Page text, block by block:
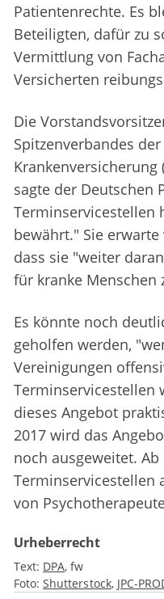
Patientenrechte. Es
Beteiligten, dafür zu
Vermittlung von
Versicherten
Die
Spitzenverbandes
Krankenversicherung
sagte der Deutschen
Terminservicestellen
bewährt." Sie
dass sie "weiter
für kranke Menschen
Es könnte noch
geholfen werden,
Vereinigungen
Terminservicestellen
dieses Angebot
2017 wird das
noch ausgeweitet.
Terminservicestellen
von
Urheberrecht
Text: DPA fw
Foto: Shutterstock JPC-